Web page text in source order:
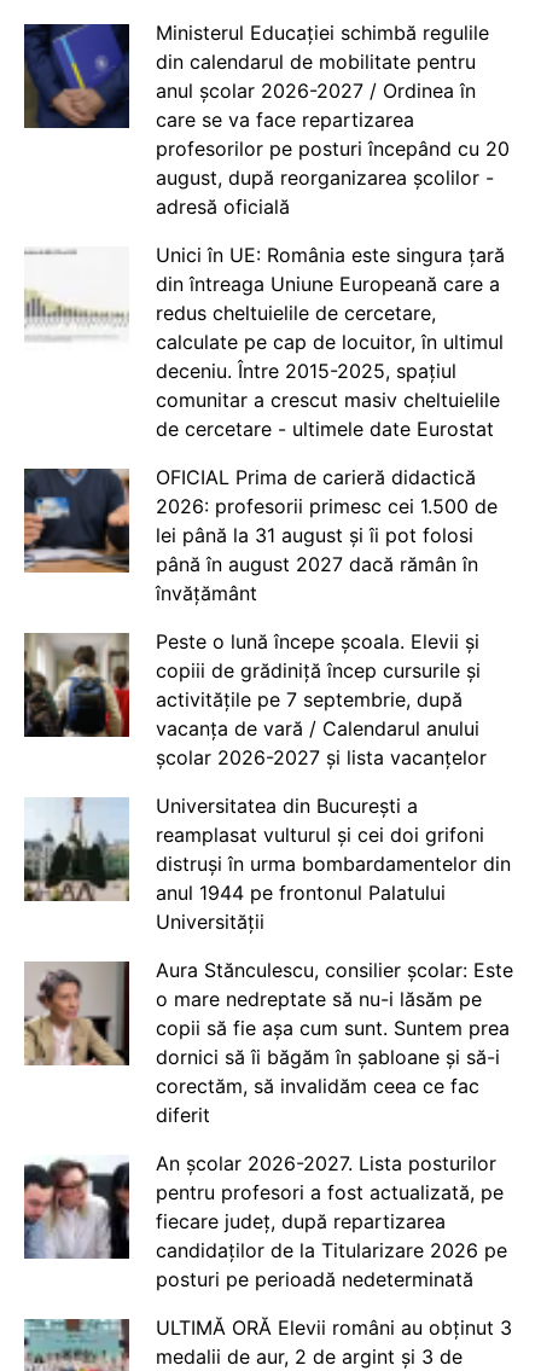
Ministerul Educației schimbă regulile
din calendarul de mobilitate pentru
anul școlar 2026-2027 / Ordinea în
care se va face repartizarea
profesorilor pe posturi începând cu 20
august, după reorganizarea școlilor -
adresă oficială
Unici în UE: România este singura țară
din întreaga Uniune Europeană care a
redus cheltuielile de cercetare,
calculate pe cap de locuitor, în ultimul
deceniu. Între 2015-2025, spațiul
comunitar a crescut masiv cheltuielile
de cercetare - ultimele date Eurostat
OFICIAL Prima de carieră didactică
2026: profesorii primesc cei 1.500 de
lei până la 31 august și îi pot folosi
până în august 2027 dacă rămân în
învățământ
Peste o lună începe școala. Elevii și
copiii de grădiniță încep cursurile și
activitățile pe 7 septembrie, după
vacanța de vară / Calendarul anului
școlar 2026-2027 și lista vacanțelor
Universitatea din București a
reamplasat vulturul și cei doi grifoni
distruși în urma bombardamentelor din
anul 1944 pe frontonul Palatului
Universității
Aura Stănculescu, consilier școlar: Este
o mare nedreptate să nu-i lăsăm pe
copii să fie așa cum sunt. Suntem prea
dornici să îi băgăm în șabloane și să-i
corectăm, să invalidăm ceea ce fac
diferit
An școlar 2026-2027. Lista posturilor
pentru profesori a fost actualizată, pe
fiecare județ, după repartizarea
candidaților de la Titularizare 2026 pe
posturi pe perioadă nedeterminată
ULTIMĂ ORĂ Elevii români au obținut 3
medalii de aur, 2 de argint și 3 de